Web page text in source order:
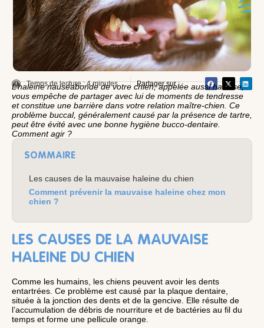
Temps de lecture : 4 minutes Partager sur :
L’haleine nauséabonde de votre chien, appelée aussi halitose,
vous empêche de partager avec lui de moments de tendresse
et constitue une barrière dans votre relation maître-chien. Ce
problème buccal, généralement causé par la présence de tartre,
peut être évité avec une bonne hygiène bucco-dentaire.
Comment agir ?
SOMMAIRE
Les causes de la mauvaise haleine du chien
Comment prévenir la mauvaise haleine chez mon
chien ?
LES CAUSES DE LA MAUVAISE
HALEINE DU CHIEN
Comme les humains, les chiens peuvent avoir les dents
entartrées. Ce problème est causé par la plaque dentaire,
située à la jonction des dents et de la gencive. Elle résulte de
l’accumulation de débris de nourriture et de bactéries au fil du
temps et forme une pellicule orange.